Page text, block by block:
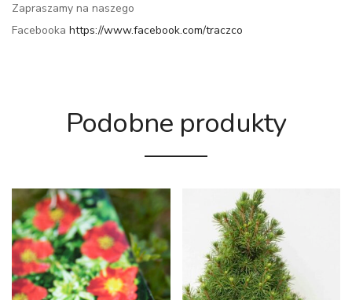
Zapraszamy na naszego
Facebooka https://www.facebook.com/traczco
Podobne produkty